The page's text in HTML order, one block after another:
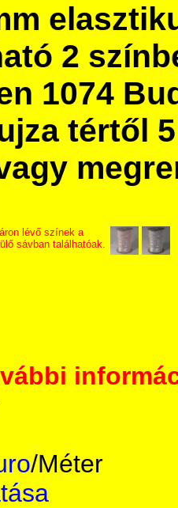
2
1074
tértől
lévő színek a
sávban találhatóak.
/Méter